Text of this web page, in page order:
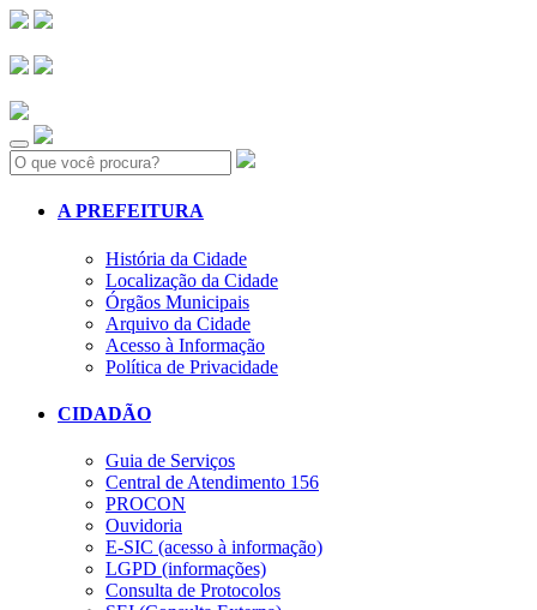
Search:
A PREFEITURA
História da Cidade
Localização da Cidade
Órgãos Municipais
Arquivo da Cidade
Acesso à Informação
Política de Privacidade
CIDADÃO
Guia de Serviços
Central de Atendimento 156
PROCON
Ouvidoria
E-SIC (acesso à informação)
LGPD (informações)
Consulta de Protocolos